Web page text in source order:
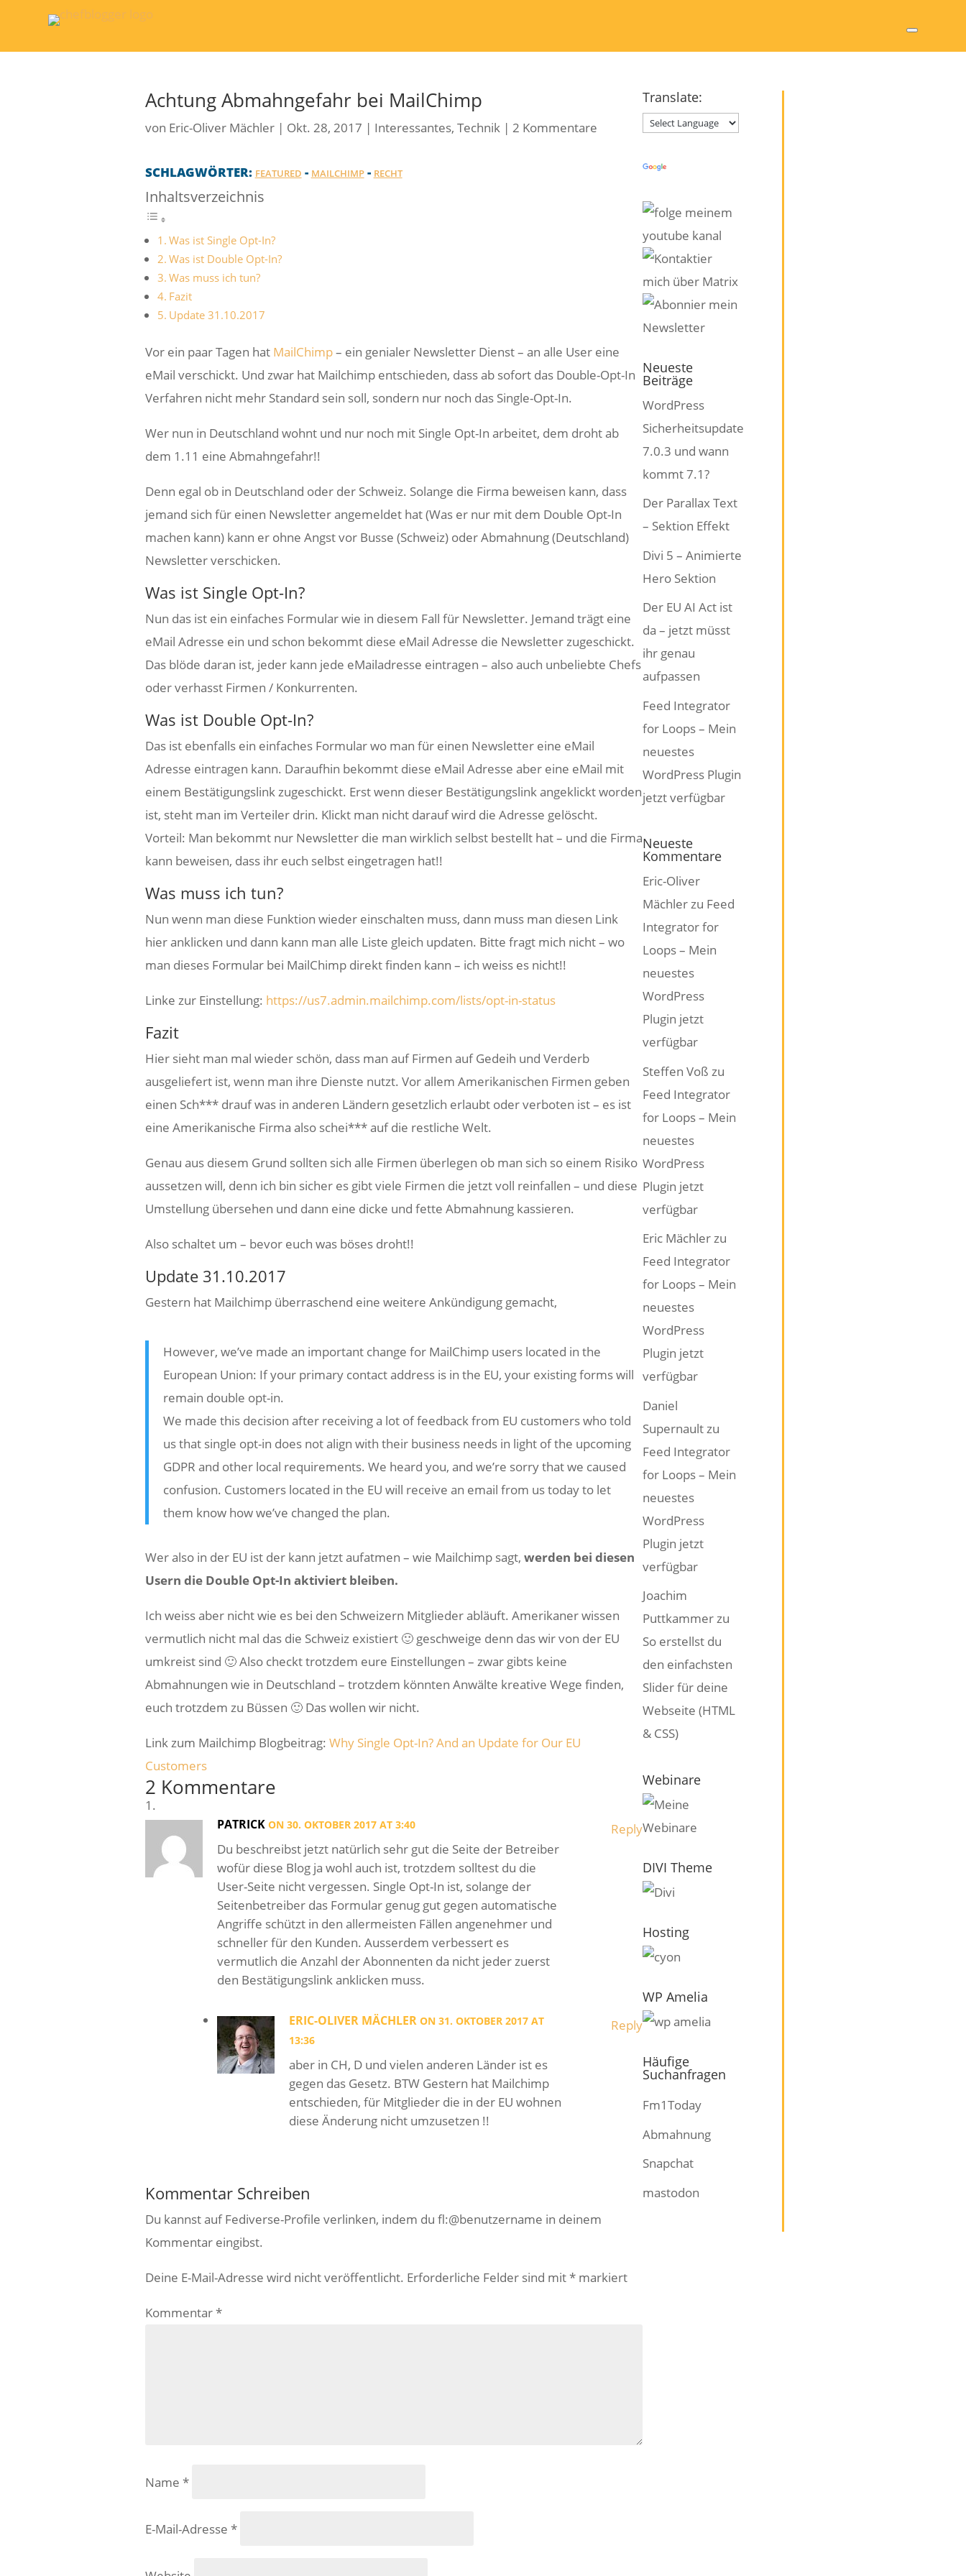
Achtung Abmahngefahr bei MailChimp
von Eric-Oliver Mächler| Okt. 28, 2017 | Interessantes, Technik| 2 Kommentare
SCHLAGWÖRTER: FEATURED - MAILCHIMP- RECHT
Inhaltsverzeichnis
Was ist Single Opt-In?
Was ist Double Opt-In?
Was muss ich tun?
Fazit
Update 31.10.2017
Vor ein paar Tagen hat MailChimp– ein genialer Newsletter Dienst – an alle User eine
eMail verschickt. Und zwar hat Mailchimp entschieden, dass ab sofort das Double-Opt-In
Verfahren nicht mehr Standard sein soll, sondern nur noch das Single-Opt-In.
Wer nun in Deutschland wohnt und nur noch mit Single Opt-In arbeitet, dem droht ab
dem 1.11 eine Abmahngefahr!!
Denn egal ob in Deutschland oder der Schweiz. Solange die Firma beweisen kann, dass
jemand sich für einen Newsletter angemeldet hat (Was er nur mit dem Double Opt-In
machen kann) kann er ohne Angst vor Busse (Schweiz) oder Abmahnung (Deutschland)
Newsletter verschicken.
Was ist Single Opt-In?
Nun das ist ein einfaches Formular wie in diesem Fall für Newsletter. Jemand trägt eine
eMail Adresse ein und schon bekommt diese eMail Adresse die Newsletter zugeschickt.
Das blöde daran ist, jeder kann jede eMailadresse eintragen – also auch unbeliebte Chefs
oder verhasst Firmen / Konkurrenten.
Was ist Double Opt-In?
Das ist ebenfalls ein einfaches Formular wo man für einen Newsletter eine eMail
Adresse eintragen kann. Daraufhin bekommt diese eMail Adresse aber eine eMail mit
einem Bestätigungslink zugeschickt. Erst wenn dieser Bestätigungslink angeklickt worden
ist, steht man im Verteiler drin. Klickt man nicht darauf wird die Adresse gelöscht.
Vorteil: Man bekommt nur Newsletter die man wirklich selbst bestellt hat – und die Firma
kann beweisen, dass ihr euch selbst eingetragen hat!!
Was muss ich tun?
Nun wenn man diese Funktion wieder einschalten muss, dann muss man diesen Link
hier anklicken und dann kann man alle Liste gleich updaten. Bitte fragt mich nicht – wo
man dieses Formular bei MailChimp direkt finden kann – ich weiss es nicht!!
Linke zur Einstellung: https://us7.admin.mailchimp.com/lists/opt-in-status
Fazit
Hier sieht man mal wieder schön, dass man auf Firmen auf Gedeih und Verderb
ausgeliefert ist, wenn man ihre Dienste nutzt. Vor allem Amerikanischen Firmen geben
einen Sch*** drauf was in anderen Ländern gesetzlich erlaubt oder verboten ist – es ist
eine Amerikanische Firma also schei*** auf die restliche Welt.
Genau aus diesem Grund sollten sich alle Firmen überlegen ob man sich so einem Risiko
aussetzen will, denn ich bin sicher es gibt viele Firmen die jetzt voll reinfallen – und diese
Umstellung übersehen und dann eine dicke und fette Abmahnung kassieren.
Also schaltet um – bevor euch was böses droht!!
Update 31.10.2017
Gestern hat Mailchimp überraschend eine weitere Ankündigung gemacht,
However, we’ve made an important change for MailChimp users located in the
European Union: If your primary contact address is in the EU, your existing forms will
remain double opt-in.
We made this decision after receiving a lot of feedback from EU customers who told
us that single opt-in does not align with their business needs in light of the upcoming
GDPR and other local requirements. We heard you, and we’re sorry that we caused
confusion. Customers located in the EU will receive an email from us today to let
them know how we’ve changed the plan.
Wer also in der EU ist der kann jetzt aufatmen – wie Mailchimp sagt, werden bei diesen
Usern die Double Opt-In aktiviert bleiben.
Ich weiss aber nicht wie es bei den Schweizern Mitglieder abläuft. Amerikaner wissen
vermutlich nicht mal das die Schweiz existiert 🙂 geschweige denn das wir von der EU
umkreist sind 🙂 Also checkt trotzdem eure Einstellungen – zwar gibts keine
Abmahnungen wie in Deutschland – trotzdem könnten Anwälte kreative Wege finden,
euch trotzdem zu Büssen 🙂 Das wollen wir nicht.
Link zum Mailchimp Blogbeitrag: Why Single Opt-In? And an Update for Our EU
Customers
2 Kommentare
PATRICK ON 30. OKTOBER 2017 AT 3:40
Du beschreibst jetzt natürlich sehr gut die Seite der Betreiber
wofür diese Blog ja wohl auch ist, trotzdem solltest du die
User-Seite nicht vergessen. Single Opt-In ist, solange der
Seitenbetreiber das Formular genug gut gegen automatische
Angriffe schützt in den allermeisten Fällen angenehmer und
schneller für den Kunden. Ausserdem verbessert es
vermutlich die Anzahl der Abonnenten da nicht jeder zuerst
den Bestätigungslink anklicken muss.
Reply
ERIC-OLIVER MÄCHLER ON 31. OKTOBER 2017 AT
13:36
aber in CH, D und vielen anderen Länder ist es
gegen das Gesetz. BTW Gestern hat Mailchimp
entschieden, für Mitglieder die in der EU wohnen
diese Änderung nicht umzusetzen !!
Reply
Kommentar Schreiben
Du kannst auf Fediverse-Profile verlinken, indem du fl:@benutzername in deinem
Kommentar eingibst.
Deine E-Mail-Adresse wird nicht veröffentlicht. Erforderliche Felder sind mit*markiert
Kommentar*
Name *
E-Mail-Adresse *
Translate:
Neueste
Beiträge
WordPress
Sicherheitsupdate
7.0.3 und wann
kommt 7.1?
Der Parallax Text
– Sektion Effekt
Divi 5 – Animierte
Hero Sektion
Der EU AI Act ist
da – jetzt müsst
ihr genau
aufpassen
Feed Integrator
for Loops – Mein
neuestes
WordPress Plugin
jetzt verfügbar
Neueste
Kommentare
Eric-Oliver
Mächlerzu Feed
Integrator for
Loops – Mein
neuestes
WordPress
Plugin jetzt
verfügbar
Steffen Voß zu
Feed Integrator
for Loops – Mein
neuestes
WordPress
Plugin jetzt
verfügbar
Eric Mächlerzu
Feed Integrator
for Loops – Mein
neuestes
WordPress
Plugin jetzt
verfügbar
Daniel
Supernaultzu
Feed Integrator
for Loops – Mein
neuestes
WordPress
Plugin jetzt
verfügbar
Joachim
Puttkammerzu
So erstellst du
den einfachsten
Slider für deine
Webseite (HTML
& CSS)
Webinare
DIVI Theme
Hosting
WP Amelia
Häufige
Suchanfragen
Fm1Today
Abmahnung
Snapchat
mastodon